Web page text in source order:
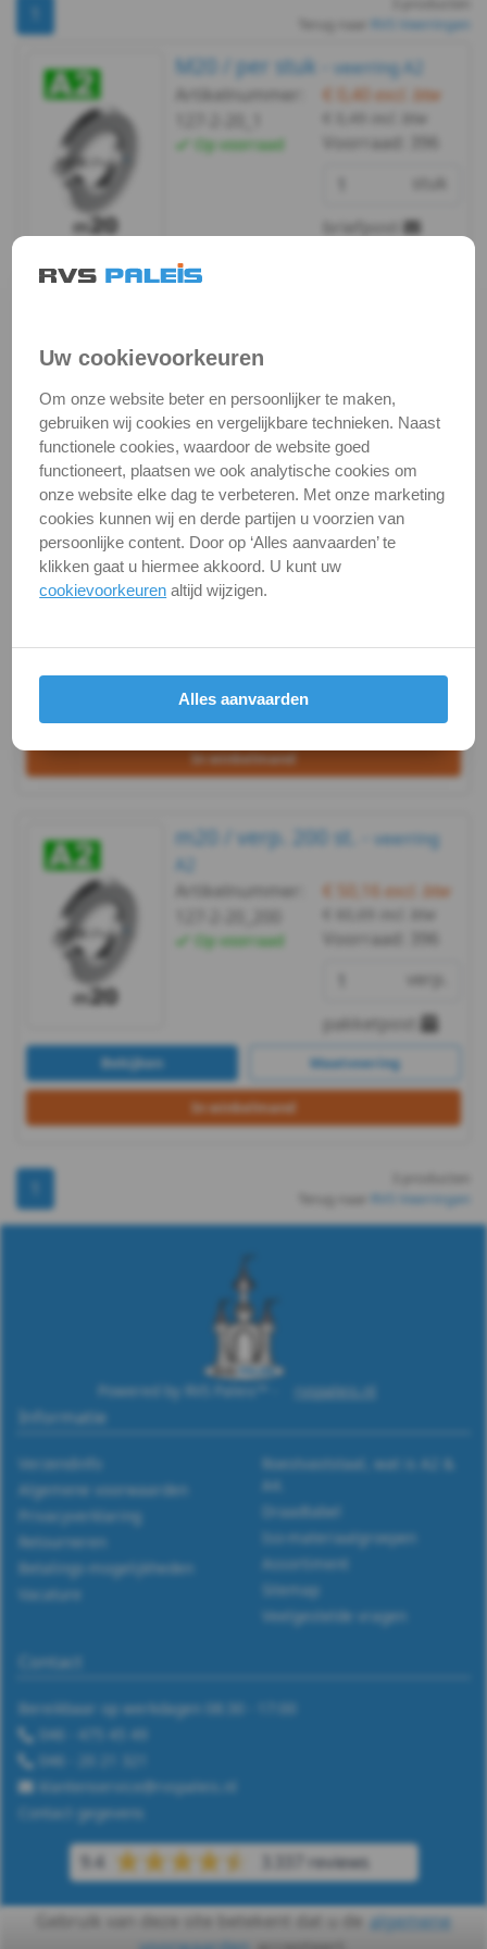
127B
-
A2
-
127B
-
A2
-
m3
DIN
-
A2
-
DIN
127B
-
A2
-
m5
DIN
-
DIN
127B
-
A2
DIN
127B
-
A2
-
RVS Veerringen
M20 / per stuk - veerring A2
Artikelnummer:
Op voorraad
€ 0,40 excl. btw
incl. btw
Voorraad:
briefpost
Bekijken
Staffelprijzen bij afname vanaf:
10
5
€ 0,34 excl.btw
€ 0,36 excl.btw
m20 / verp. 50 st. -veerring A2
Artikelnummer:
127-2-20_50
Op voorraad
€ 16,58excl. btw
€ 20,07incl. btw
Voorraad:
pakketpost
In winkelmand
m20 / verp. 200 st. -
veerring
A2
Artikelnummer:
Op voorraad
€ 50,16 excl. btw
incl. btw
Voorraad:
396
verp.
pakketpost
Bekijken Maatvoering
In winkelmand
RVS Veerringen
Powered by RVS Paleis™ - rvspaleis.nl
Informatie
Verzendinfo
Algemene voorwaarden
Privacyverklaring
Retourneren
Betalings-mogelijkheden
Vacature
Roestvaststaal, wat is A2 &
A4.
Draadtabel
Iso-materiaalgroepen
Assortiment
Sitemap
Veelgestelde vragen
Contact
Bereikbaar op werkdagen 08:30 - 17:00
046 - 475 45 49
046 - 20 21 321
klantenservice@rvspaleis.nl
Contact gegevens
9.4 3.337 reviews
Gebruik van deze site betekent dat u de algemene
Uw cookievoorkeuren
Om onze website beter en persoonlijker te maken,
gebruiken wij cookies en vergelijkbare technieken. Naast
functionele cookies, waardoor de website goed
functioneert, plaatsen we ook analytische cookies om
onze website elke dag te verbeteren. Met onze marketing
cookies kunnen wij en derde partijen u voorzien van
persoonlijke content. Door op ‘Alles aanvaarden’ te
klikken gaat u hiermee akkoord. U kunt uw
cookievoorkeuren altijd wijzigen.
Alles aanvaarden